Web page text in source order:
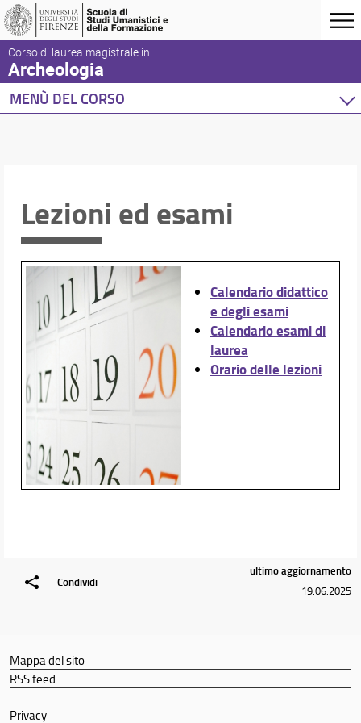
Corso di laurea magistrale in
Archeologia
MENÙ DEL CORSO
Docenti
Orario e calendari
Calendario didattico ed esami
Calendario esami di laurea
Orario delle lezioni
Lezioni ed esami
Calendario didattico
e degli esami
Calendario esami di
laurea
Orario delle lezioni
Condividi
ultimo aggiornamento
19.06.2025
Mappa del sito
RSS feed
Privacy